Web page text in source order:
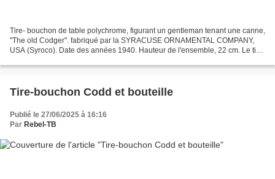
Tire- bouchon de table polychrome, figurant un gentleman tenant une canne,
"The old Codger". fabriqué par la SYRACUSE ORNAMENTAL COMPANY,
USA (Syroco). Date des années 1940. Hauteur de l'ensemble, 22 cm. Le tire-
Tire-bouchon Codd et bouteille
Publié le 27/06/2025 à 16:16
Par Rebel-TB